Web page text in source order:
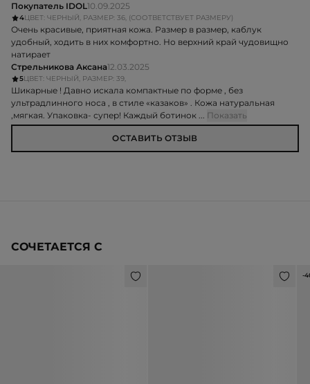
Покупатель IDOL10.09.2025
4ЦВЕТ: ЧЕРНЫЙ, РАЗМЕР: 36, (СООТВЕТСТВУЕТ РАЗМЕРУ)
Очень красивые, приятная кожа. Размер в размер, каблук
удобный, ходить в них комфортно. Но верхний край чудовищно
натирает
Стрельникова Аксана12.03.2025
5ЦВЕТ: ЧЕРНЫЙ, РАЗМЕР: 39,
Шикарные ! Давно искала компактные по форме , без
ультрадлинного носа , в стиле «казаков» . Кожа натуральная
,мягкая. Упаковка- супер! Каждый ботинок ... Показать
ОСТАВИТЬ ОТЗЫВ
СОЧЕТАЕТСЯ С
-